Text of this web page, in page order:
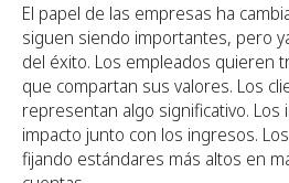
El papel de las empresas ha
siguen siendo importantes, pero
del éxito. Los empleados quieren
que compartan sus valores. Los
representan algo significativo. Los
impacto junto con los ingresos.
fijando estándares más altos en